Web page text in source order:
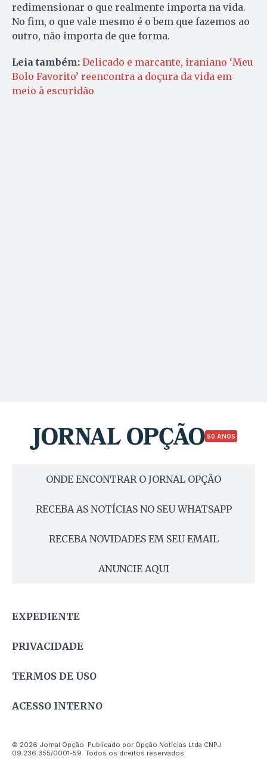
redimensionar o que realmente importa na vida.
No fim, o que vale mesmo é o bem que fazemos ao
outro, não importa de que forma.
Leia também: Delicado e marcante, iraniano ‘Meu
Bolo Favorito’ reencontra a doçura da vida em
meio à escuridão
50 ANOS
ONDE ENCONTRAR O JORNAL OPÇÃO
RECEBA AS NOTÍCIAS NO SEU WHATSAPP
RECEBA NOVIDADES EM SEU EMAIL
ANUNCIE AQUI
EXPEDIENTE
PRIVACIDADE
TERMOS DE USO
ACESSO INTERNO
© 2026 Jornal Opção. Publicado por Opção Notícias Ltda CNPJ
09.236.355/0001-59. Todos os direitos reservados.